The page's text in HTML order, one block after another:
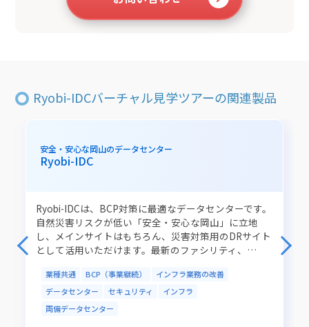
Ryobi-IDCバーチャル見学ツアーの関連製品
安全・安心な岡山のデータセンター
Ryobi-IDC
Ryobi-IDCは、BCP対策に最適なデータセンターです。
自然災害リスクが低い「安全・安心な岡山」に立地
し、メインサイトはもちろん、災害対策用のDRサイト
として活用いただけます。最新のファシリティ、…
業種共通 BCP（事業継続）
インフラ業務の改善
データセンター
セキュリティ
インフラ
両備データセンター